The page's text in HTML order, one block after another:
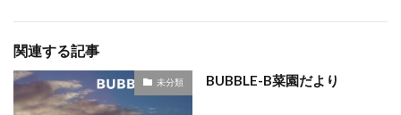
関連する記事
未分類 BUBBLE-B菜園だより